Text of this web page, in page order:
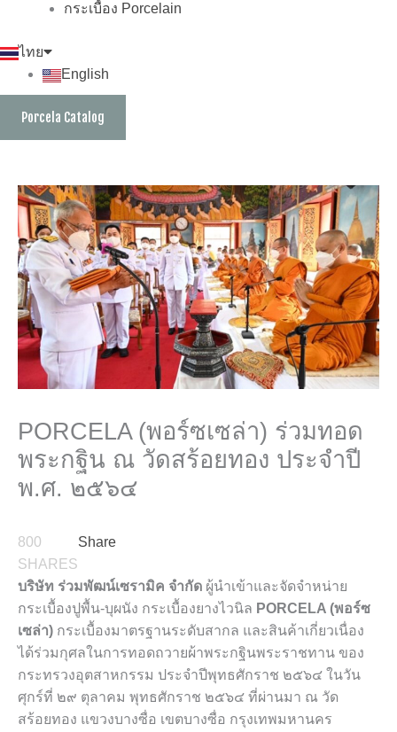
กระเบื้อง Porcelain
ไทย
English
Porcela Catalog
PORCELA (พอร์ซเซล่า) ร่วมทอด
พระกฐิน ณ วัดสร้อยทอง ประจำปี
พ.ศ. ๒๕๖๔
800
SHARES
Share
บริษัท ร่วมพัฒน์เซรามิค จำกัด ผู้นำเข้าและจัดจำหน่าย
กระเบื้องปูพื้น-บุผนัง กระเบื้องยางไวนิล PORCELA (พอร์ซ
เซล่า) กระเบื้องมาตรฐานระดับสากล และสินค้าเกี่ยวเนื่อง
ได้ร่วมกุศลในการทอดถวายผ้าพระกฐินพระราชทาน ของ
กระทรวงอุตสาหกรรม ประจำปีพุทธศักราช ๒๕๖๔ ในวัน
ศุกร์ที่ ๒๙ ตุลาคม พุทธศักราช ๒๕๖๔ ที่ผ่านมา ณ วัด
สร้อยทอง แขวงบางซื่อ เขตบางซื่อ กรุงเทพมหานคร